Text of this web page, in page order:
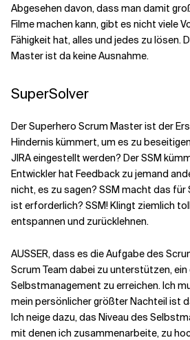
Abgesehen davon, dass man damit
Filme machen kann, gibt es nicht viele
Fähigkeit hat, alles und jedes zu lösen.
Master ist da keine Ausnahme.
SuperSolver
Der Superhero Scrum Master ist der
Hindernis kümmert, um es zu
JIRA eingestellt werden? Der SSM
Entwickler hat Feedback zu jemand
nicht, es zu sagen? SSM macht das für
ist erforderlich? SSM! Klingt ziemlich
entspannen und zurücklehnen.
AUSSER, dass es die Aufgabe des
Scrum Team dabei zu unterstützen, ein
Selbstmanagement zu erreichen. Ich
mein persönlicher größter Nachteil ist
Ich neige dazu, das Niveau des
mit denen ich zusammenarbeite, zu